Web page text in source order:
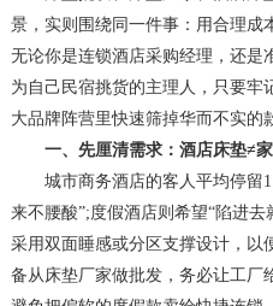
景，实则围绕同一件事：用合理成
无论你是连锁酒店采购经理，还是
为自己民宿挑货的主理人，只要牢
大品牌阵营里快速筛掉华而不实的
一、先厘清需求：酒店床垫≠家
城市商务酒店的客人平均停留
来不腰酸”;度假酒店则希望“陷进
采用双面睡感或分区支撑设计，以
备从床垫厂家做批发，务必让工厂